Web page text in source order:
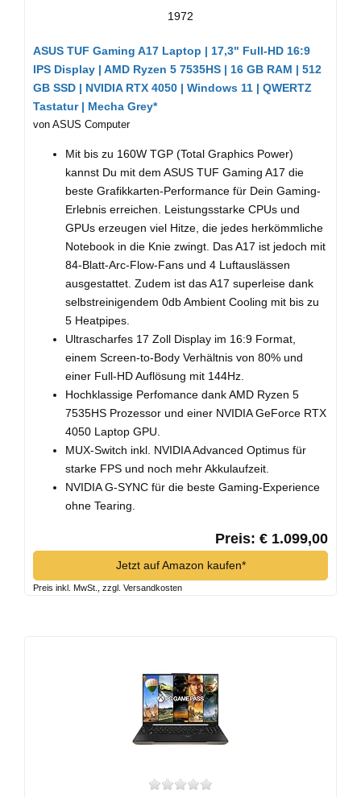
1972
ASUS TUF Gaming A17 Laptop | 17,3" Full-HD 16:9
IPS Display | AMD Ryzen 5 7535HS | 16 GB RAM | 512
GB SSD | NVIDIA RTX 4050 | Windows 11 | QWERTZ
Tastatur | Mecha Grey*
von ASUS Computer
Mit bis zu 160W TGP (Total Graphics Power)
kannst Du mit dem ASUS TUF Gaming A17 die
beste Grafikkarten-Performance für Dein Gaming-
Erlebnis erreichen. Leistungsstarke CPUs und
GPUs erzeugen viel Hitze, die jedes herkömmliche
Notebook in die Knie zwingt. Das A17 ist jedoch mit
84-Blatt-Arc-Flow-Fans und 4 Luftauslässen
ausgestattet. Zudem ist das A17 superleise dank
selbstreinigendem 0db Ambient Cooling mit bis zu
5 Heatpipes.
Ultrascharfes 17 Zoll Display im 16:9 Format,
einem Screen-to-Body Verhältnis von 80% und
einer Full-HD Auflösung mit 144Hz.
Hochklassige Perfomance dank AMD Ryzen 5
7535HS Prozessor und einer NVIDIA GeForce RTX
4050 Laptop GPU.
MUX-Switch inkl. NVIDIA Advanced Optimus für
starke FPS und noch mehr Akkulaufzeit.
NVIDIA G-SYNC für die beste Gaming-Experience
ohne Tearing.
Preis: € 1.099,00
Jetzt auf Amazon kaufen*
Preis inkl. MwSt., zzgl. Versandkosten